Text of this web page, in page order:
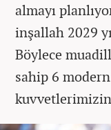
almayı
inşallah 2029
Böylece
sahip 6
kuvvetlerimizin